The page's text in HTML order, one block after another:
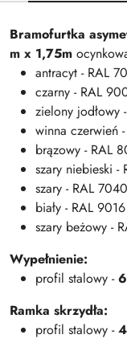
Bramofurtka
m x 1,75m
antracyt - RAL
czarny - RAL
zielony jodłowy
winna czerwień
brązowy - RAL
szary niebieski -
szary - RAL 7040
biały - RAL 9016
szary beżowy -
Wypełnienie:
profil stalowy -
Ramka skrzydła:
profil stalowy -